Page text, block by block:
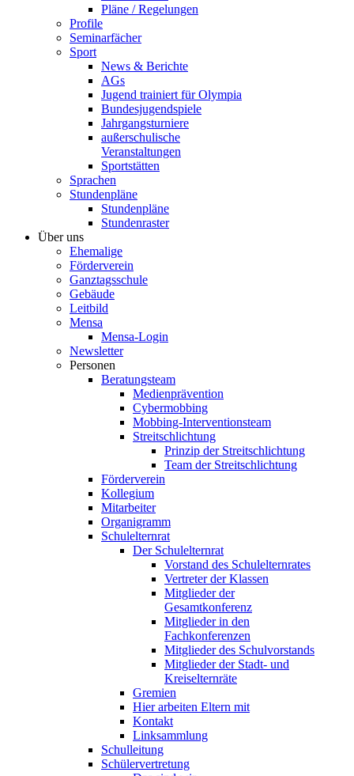
Pläne / Regelungen
Profile
Seminarfächer
Sport
News & Berichte
AGs
Jugend trainiert für Olympia
Bundesjugendspiele
Jahrgangsturniere
außerschulische
Veranstaltungen
Sportstätten
Sprachen
Stundenpläne
Stundenpläne
Stundenraster
Über uns
Ehemalige
Förderverein
Ganztagsschule
Gebäude
Leitbild
Mensa
Mensa-Login
Newsletter
Personen
Beratungsteam
Medienprävention
Cybermobbing
Mobbing-Interventionsteam
Streitschlichtung
Prinzip der Streitschlichtung
Team der Streitschlichtung
Förderverein
Kollegium
Mitarbeiter
Organigramm
Schulelternrat
Der Schulelternrat
Vorstand des Schulelternrates
Vertreter der Klassen
Mitglieder der
Gesamtkonferenz
Mitglieder in den
Fachkonferenzen
Mitglieder des Schulvorstands
Mitglieder der Stadt- und
Kreiselternräte
Gremien
Hier arbeiten Eltern mit
Kontakt
Linksammlung
Schulleitung
Schülervertretung